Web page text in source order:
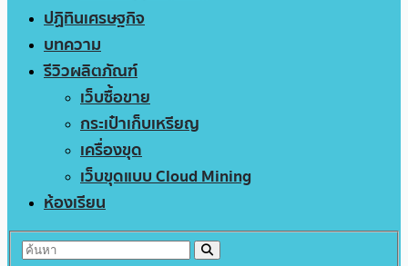
ปฏิทินเศรษฐกิจ
บทความ
รีวิวผลิตภัณฑ์
เว็บซื้อขาย
กระเป๋าเก็บเหรียญ
เครื่องขุด
เว็บขุดแบบ Cloud Mining
ห้องเรียน